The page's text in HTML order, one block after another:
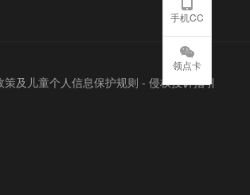
策及儿童个人信息保护规则 - 侵权投诉指引
手机CC
领点卡